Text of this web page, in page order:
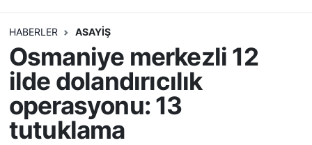
HABERLER ASAYİŞ
Osmaniye merkezli 12
ilde dolandırıcılık
operasyonu: 13
tutuklama
SPOR
GÜNÜN MANŞETİ
DÜNYA
Mersin Namaz Vakitleri
Mersin Trafik Yoğunluk Haritası
Süper Lig Puan Durumu ve Fikstür